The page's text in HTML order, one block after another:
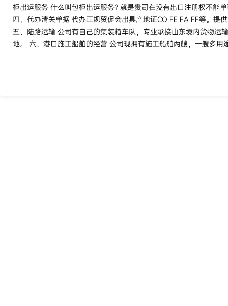
柜出运服务 什么叫包柜出运服务? 就是贵司在没有出口注册权不能
四、代办清关单据 代办正规贸促会出具产地证CO FE FA FF等。
五、陆路运输 公司有自己的集装箱车队，专业承接山东境内货物运
地。 六、港口施工船舶的经营 公司现拥有施工船舶两艘，一艘多